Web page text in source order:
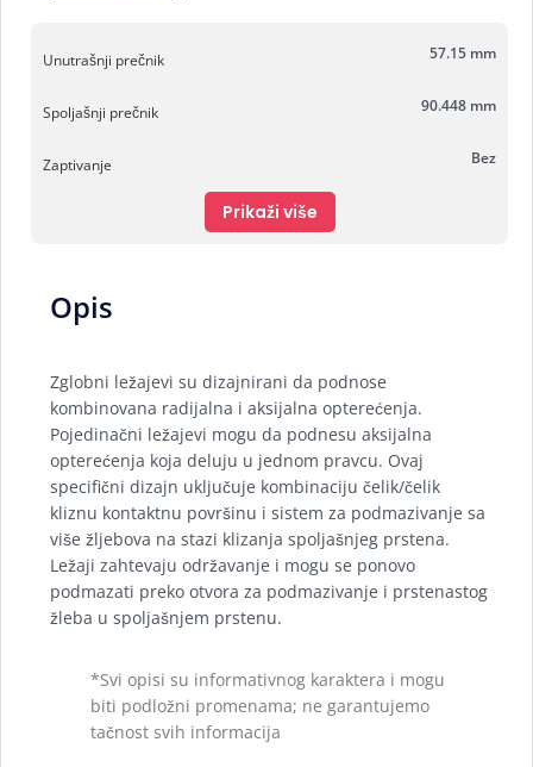
Unutrašnji prečnik 57.15 mm
Spoljašnji prečnik 90.448 mm
Zaptivanje Bez
Prikaži više
Opis
Zglobni ležajevi su dizajnirani da podnose
kombinovana radijalna i aksijalna opterećenja.
Pojedinačni ležajevi mogu da podnesu aksijalna
opterećenja koja deluju u jednom pravcu. Ovaj
specifični dizajn uključuje kombinaciju čelik/čelik
kliznu kontaktnu površinu i sistem za podmazivanje sa
više žljebova na stazi klizanja spoljašnjeg prstena.
Ležaji zahtevaju održavanje i mogu se ponovo
podmazati preko otvora za podmazivanje i prstenastog
žleba u spoljašnjem prstenu.
*Svi opisi su informativnog karaktera i mogu
biti podložni promenama; ne garantujemo
tačnost svih informacija